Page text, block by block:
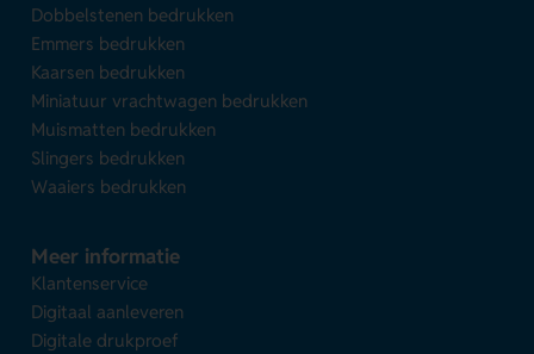
Dobbelstenen bedrukken
Emmers bedrukken
Kaarsen bedrukken
Miniatuur vrachtwagen bedrukken
Muismatten bedrukken
Slingers bedrukken
Waaiers bedrukken
Meer informatie
Klantenservice
Digitaal aanleveren
Digitale drukproef